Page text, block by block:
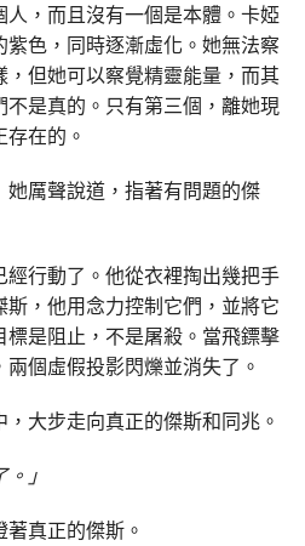
，而且沒有一個是本體。卡婭
色，同時逐漸虛化。她無法察
但她可以察覺精靈能量，而其
是真的。只有第三個，離她現
在的。
厲聲說道，指著有問題的傑
行動了。他從衣裡掏出幾把手
，他用念力控制它們，並將它
是阻止，不是屠殺。當飛鏢擊
個虛假投影閃爍並消失了。
大步走向真正的傑斯和同兆。
。」
真正的傑斯。